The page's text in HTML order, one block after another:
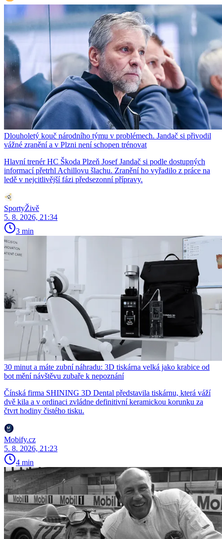
Dlouholetý kouč národního týmu v problémech. Jandač si přivodil
vážné zranění a v Plzni není schopen trénovat
Hlavní trenér HC Škoda Plzeň Josef Jandač si podle dostupných
informací přetrhl Achillovu šlachu. Zranění ho vyřadilo z práce na
ledě v nejcitlivější fázi předsezonní přípravy.
SportyŽivě
5. 8. 2026, 21:34
3 min
30 minut a máte zubní náhradu: 3D tiskárna velká jako krabice od
bot mění návštěvu zubaře k nepoznání
Čínská firma SHINING 3D Dental představila tiskárnu, která váží
dvě kila a v ordinaci zvládne definitivní keramickou korunku za
čtvrt hodiny čistého tisku.
Mobify.cz
5. 8. 2026, 21:23
4 min